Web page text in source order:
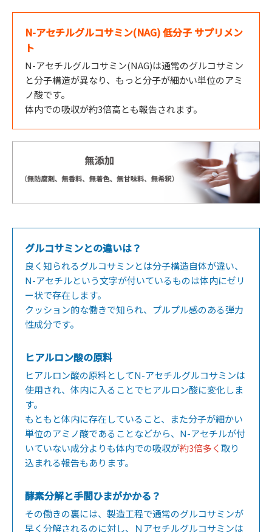
N-アセチルグルコサミン(NAG) 低分子 サプリメン
ト
N-アセチルグルコサミン(NAG)は通常のグルコサミン
と分子構造が異なり、もっと分子が細かい単位のアミ
ノ酸です。
体内での吸収が約3倍高とも報告されます。
グルコサミンとの違いは？
良く知られるグルコサミンとは分子構造自体が違い、
N-アセチルという文字が付いているものは体内にゼリ
ー状で存在します。
クッション的な働きで知られ、プルプル感のある弾力
性成分です。
ヒアルロン酸の原料
ヒアルロン酸の原料としてN-アセチルグルコサミンは
使用され、体内に入ることでヒアルロン酸に変化しま
す。
もともと体内に存在していること、また分子が細かい
単位のアミノ酸であることなどから、N-アセチルが付
いていない成分よりも体内での吸収が約3倍多く取り
込まれる報告もあります。
酵素分解と手間ひまがかかる？
その働きの裏には、製造工程で通常のグルコサミンが
早く分解されるのに対し、Ｎアセチルグルコサミンは